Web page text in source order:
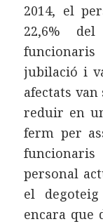
2014, el
22,6%
jubilació i
afectats
reduir en
ferm per
personal
el
encara que